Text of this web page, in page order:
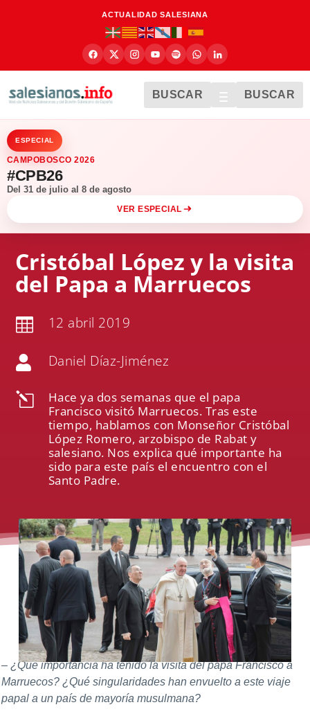
ACTUALIDAD SALESIANA
BUSCAR BUSCAR
ESPECIAL
CAMPOBOSCO 2026
#CPB26
Del 31 de julio al 8 de agosto
VER ESPECIAL
Cristóbal López y la visita
del Papa a Marruecos
 12 abril 2019
 Daniel Díaz-Jiménez
l
Hace ya dos semanas que el papa
Francisco visitó Marruecos. Tras este
tiempo, hablamos con Monseñor Cristóbal
López Romero, arzobispo de Rabat y
salesiano. Nos explica qué importante ha
sido para este país el encuentro con el
Santo Padre.
– ¿Qué importancia ha tenido la visita del papa Francisco a
Marruecos? ¿Qué singularidades han envuelto a este viaje
papal a un país de mayoría musulmana?